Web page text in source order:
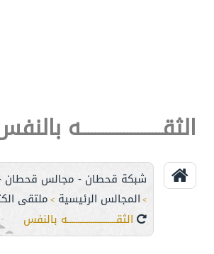
الثقـــــــــــــــــــــــه
شبكة قحطان - مجالس قحطان
> المجالس الرئيسية > ملتقى
الثقـــــــــــــــــــــــه بالنفس